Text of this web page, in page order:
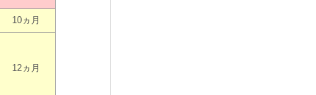
10ヵ月
12ヵ月